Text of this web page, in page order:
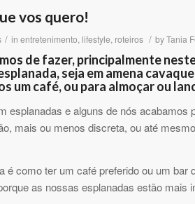
vos quero!
/ in entretenimento, lifestyle, roteiros / byTania
de fazer, principalmente
seja em amena
um café, ou para almoçar ou
esplanadas e alguns de nós
mais ou menos discreta, ou até
é como ter um café preferido ou um
as nossas esplanadas estão mais